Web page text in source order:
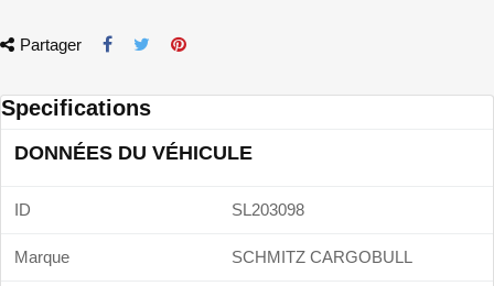
Partager
Specifications
DONNÉES DU VÉHICULE
ID SL203098
Marque SCHMITZ CARGOBULL